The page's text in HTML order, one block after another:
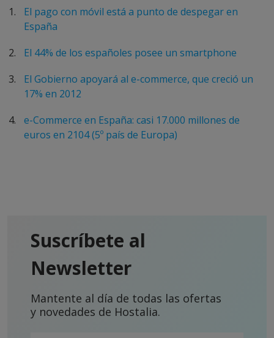
El pago con móvil está a punto de despegar en
España
El 44% de los españoles posee un smartphone
El Gobierno apoyará al e-commerce, que creció un
17% en 2012
e-Commerce en España: casi 17.000 millones de
euros en 2104 (5º país de Europa)
Suscríbete al
Newsletter
Mantente al día de todas las ofertas
y novedades de Hostalia.